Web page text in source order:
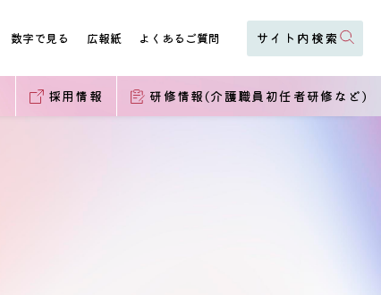
数字で見る 広報紙 よくあるご質問
採用情報 研修情報(介護職員初任者研修など)